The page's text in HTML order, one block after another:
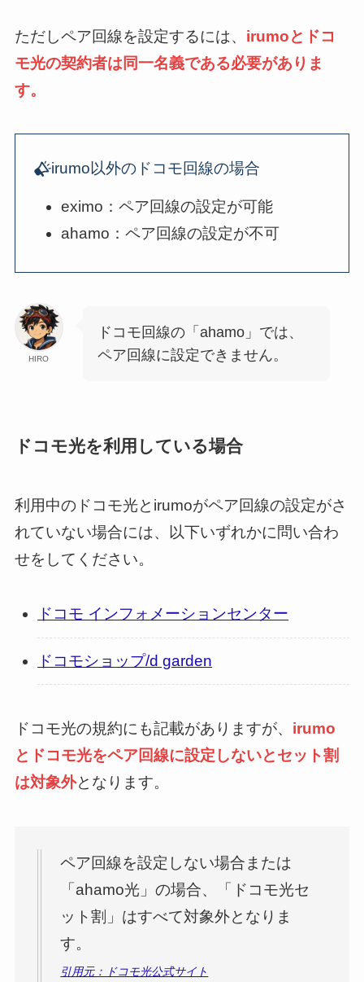
ただしペア回線を設定するには、 irumoとドコ
モ光の契約者は同一名義である必要がありま
す。
irumo以外のドコモ回線の場合
eximo：ペア回線の設定が可能
ahamo：ペア回線の設定が不可
HIRO
ドコモ回線の「ahamo」では、
ペア回線に設定できません。
ドコモ光を利用している場合
利用中のドコモ光とirumoがペア回線の設定がさ
れていない場合には、以下いずれかに問い合わ
せをしてください。
ドコモ インフォメーションセンター
ドコモショップ/d garden
ドコモ光の規約にも記載がありますが、 irumo
とドコモ光をペア回線に設定しないとセット割
は対象外となります。
ペア回線を設定しない場合または
「ahamo光」の場合、「ドコモ光セ
ット割」はすべて対象外となりま
す。
引用元：ドコモ光公式サイト